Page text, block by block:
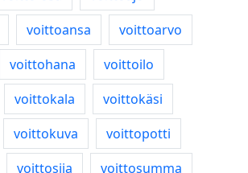
voittoansa
voittoarvo
voittohana
voittoilo
voittokala
voittokäsi
voittokuva
voittopotti
voittosija voittosumma